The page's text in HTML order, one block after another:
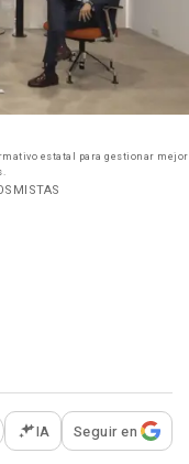
estatal para gestionar mejor
opciones para
IA Seguir en